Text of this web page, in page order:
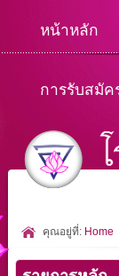
หน้าหลัก
การรับสมัค
คุณอยู่ที่: Home